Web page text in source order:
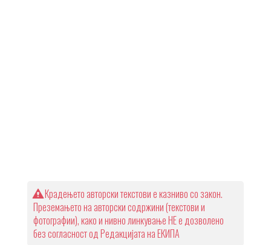
Крадењето авторски текстови е казниво со закон.
Преземањето на авторски содржини (текстови и
фотографии), како и нивно линкување НЕ е дозволено
без согласност од Редакцијата на ЕКИПА